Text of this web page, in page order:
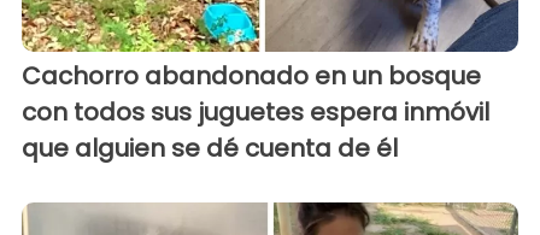
Cachorro abandonado en un bosque
con todos sus juguetes espera inmóvil
que alguien se dé cuenta de él